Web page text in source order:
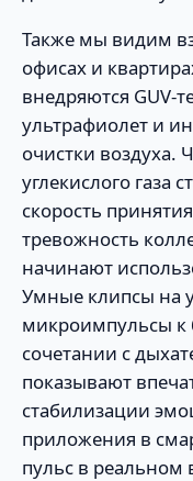
Также мы видим
офисах и
внедряются GUV-
ультрафиолет и
очистки воздуха.
углекислого газа
скорость
тревожность
начинают
Умные клипсы на
микроимпульсы
сочетании с
показывают
стабилизации
приложения в
пульс в реальном